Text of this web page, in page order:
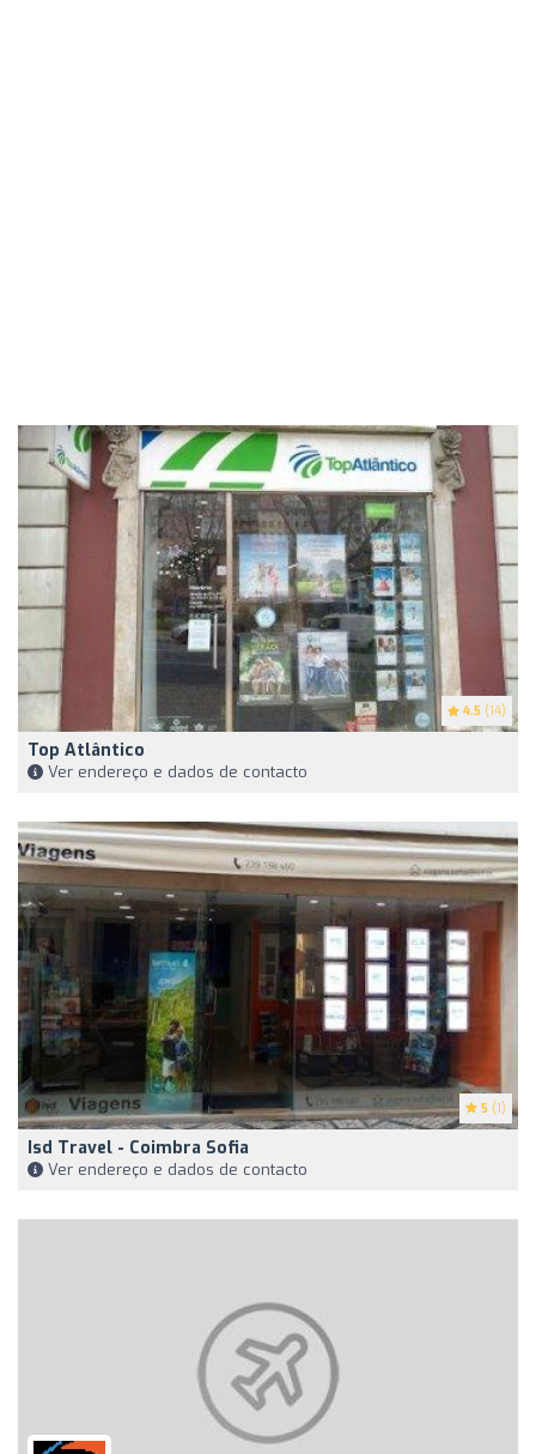
4.5 (14)
Top Atlântico
Ver endereço e dados de contacto
5 (1)
Isd Travel - Coimbra Sofia
Ver endereço e dados de contacto